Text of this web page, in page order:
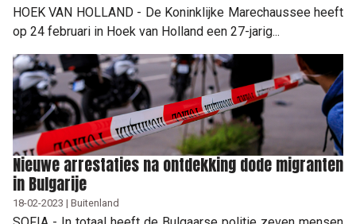
HOEK VAN HOLLAND - De Koninklijke Marechaussee heeft
op 24 februari in Hoek van Holland een 27-jarig...
Nieuwe arrestaties na ontdekking dode migranten
in Bulgarije
18-02-2023 | Buitenland